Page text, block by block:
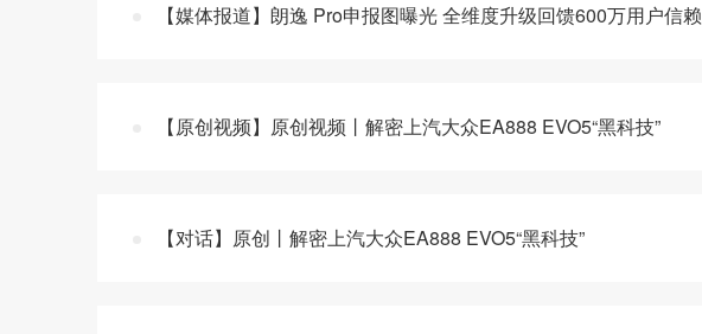
【媒体报道】朗逸 Pro申报图曝光 全维度升级回馈600万用户信赖
【原创视频】原创视频丨解密上汽大众EA888 EVO5“黑科技”
【对话】原创丨解密上汽大众EA888 EVO5“黑科技”